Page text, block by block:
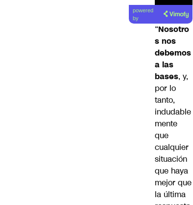
Lea el
artículo
powered
by
“Nosotro
s nos
debemos
a las
bases, y,
por lo
tanto,
indudable
mente
que
cualquier
situación
que haya
mejor que
la última